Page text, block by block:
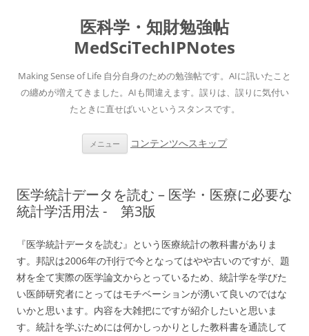
医科学・知財勉強帖
MedSciTechIPNotes
Making Sense of Life 自分自身のための勉強帖です。AIに訊いたこと
の纏めが増えてきました。AIも間違えます。誤りは、誤りに気付い
たときに直せばいいというスタンスです。
メニュー コンテンツへスキップ
医学統計データを読む – 医学・医療に必要な
統計学活用法 - 第3版
『医学統計データを読む』という医療統計の教科書がありま
す。邦訳は2006年の刊行で今となってはやや古いのですが、題
材を全て実際の医学論文からとっているため、統計学を学びた
い医師研究者にとってはモチベーションが湧いて良いのではな
いかと思います。内容を大雑把にですが紹介したいと思いま
す。統計を学ぶためには何かしっかりとした教科書を通読して